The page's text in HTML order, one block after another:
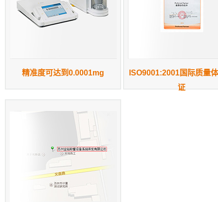
精准度可达到0.0001mg
ISO9001:2001国际质量
证